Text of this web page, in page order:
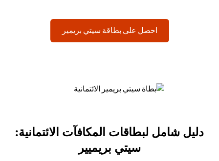
احصل على بطاقة سيتي بريمير
دليل شامل لبطاقات المكافآت الائتمانية:
سيتي بريميير